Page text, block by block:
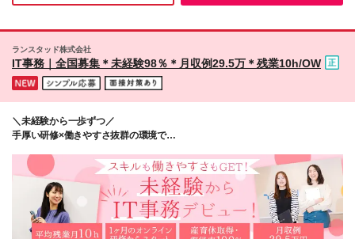
ランスタッド株式会社
IT事務｜全国募集＊未経験98％＊月収例29.5万＊残業10h/OW
＼未経験から一歩ずつ／
手厚い研修×働きやすさ抜群の環境で